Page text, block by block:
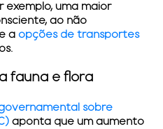
exemplo, uma maior
ao não
a opções de transportes
fauna e flora
sobre
aponta que um aumento